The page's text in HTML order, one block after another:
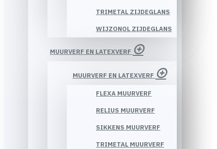
TRIMETAL ZIJDEGLANS
WIJZONOL ZIJDEGLANS
MUURVERF EN LATEXVERF
MUURVERF EN LATEXVERF
FLEXA MUURVERF
RELIUS MUURVERF
SIKKENS MUURVERF
TRIMETAL MUURVERF